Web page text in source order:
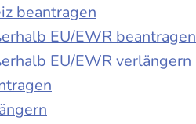
beantragen
EU/EWR beantragen
EU/EWR verlängern